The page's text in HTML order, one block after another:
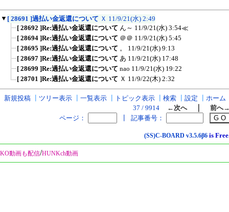
▼ [ 28691 ]過払い金返還について Ｘ 11/9/21(水) 2:49
[ 28692 ]Re:過払い金返還について ん～ 11/9/21(水) 3:54≪
[ 28694 ]Re:過払い金返還について ＠＠ 11/9/21(水) 5:45
[ 28695 ]Re:過払い金返還について 。
11/9/21(水) 9:13
[ 28697 ]Re:過払い金返還について あ 11/9/21(水) 17:48
[ 28699 ]Re:過払い金返還について nao 11/9/21(水) 19:22
[ 28701 ]Re:過払い金返還について Ｘ 11/9/22(木) 2:32
新規投稿 ツリー表示 一覧表示 トピック表示 検索 設定
ホーム
37 / 9914
←次へ｜ 前へ
ページ：
記事番号：
(SS)C-BOARD v3.5.6β6 is
KO動画も配信/HUNKch動画